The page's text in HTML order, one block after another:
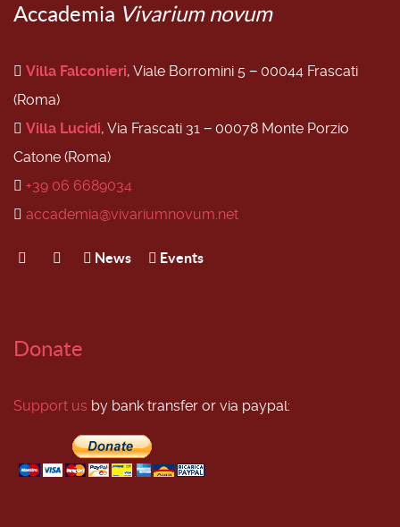
Accademia Vivarium novum
Villa Falconieri, Viale Borromini 5 − 00044 Frascati
(Roma)
Villa Lucidi, Via Frascati 31 − 00078 Monte Porzio
Catone (Roma)
+39 06 6689034
accademia@vivariumnovum.net
News Events
Donate
Support us by bank transfer or via paypal: